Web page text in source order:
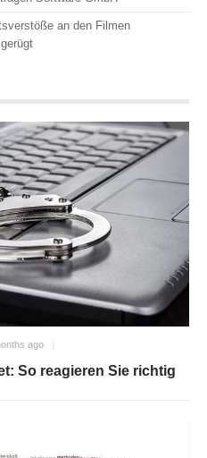
an den Filmen
ago
So reagieren Sie richtig